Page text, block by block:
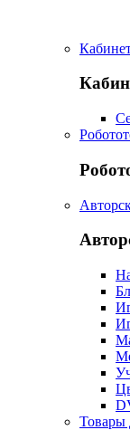
Товары